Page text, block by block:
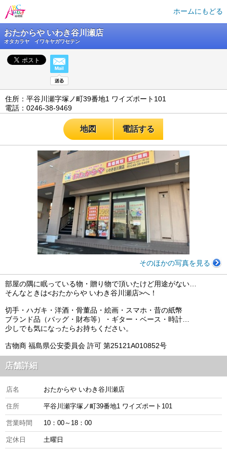
ホームにもどる
おたからや いわき谷川瀬店
オタカラヤ イワキヤガワセテン
住所：平谷川瀬字塚ノ町39番地1 ワイズポート101
電話：0246-38-9469
地図 電話する
そのほかの写真を見る
部屋の隅に眠っている物・贈り物で頂いたけど用途がない…
そんなときは<おたからや いわき谷川瀬店>へ！
切手・ハガキ・洋酒・骨董品・絵画・スマホ・昔の紙幣
ブランド品（バッグ・財布等）・ギター・ベース・時計…
少しでも気になったらお持ちください。
古物商 福島県公安委員会 許可 第25121A010852号
店舗詳細
店名 おたからや いわき谷川瀬店
住所 平谷川瀬字塚ノ町39番地1 ワイズポート101
営業時間 10：00～18：00
定休日 土曜日